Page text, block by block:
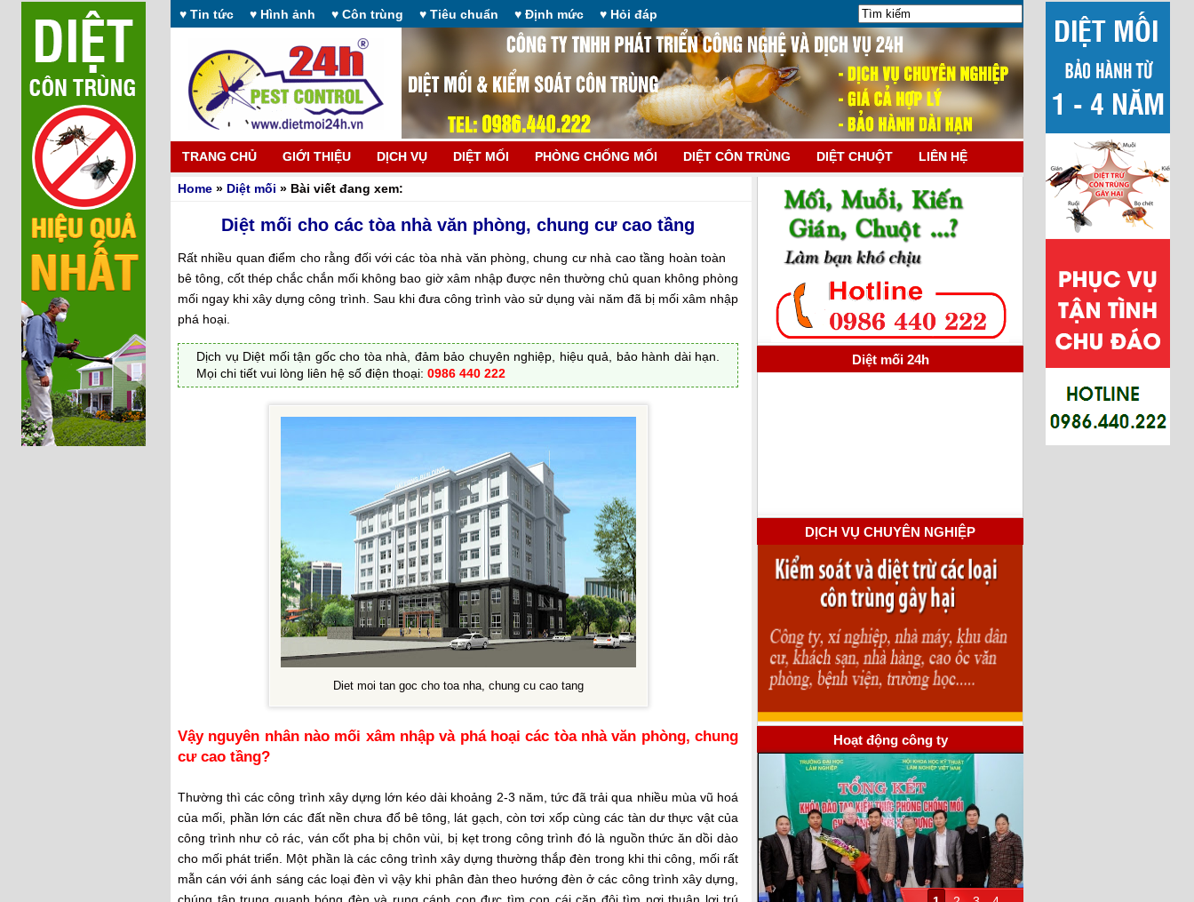
♥ Tin tức ♥ Hình ảnh ♥ Côn trùng ♥ Tiêu chuẩn ♥ Định mức ♥ Hỏi đáp
TRANG CHỦ GIỚI THIỆU DỊCH VỤ DIỆT MỐI PHÒNG CHỐNG MỐI DIỆT CÔN TRÙNG DIỆT CHUỘT LIÊN HỆ
Home » Diệt mối » Bài viết đang xem:
Diệt mối cho các tòa nhà văn phòng, chung cư cao tầng
Rất nhiều quan điểm cho rằng đối với các tòa nhà văn phòng, chung cư nhà cao tầng hoàn toàn
bê tông, cốt thép chắc chắn mối không bao giờ xâm nhập được nên thường chủ quan không phòng
mối ngay khi xây dựng công trình. Sau khi đưa công trình vào sử dụng vài năm đã bị mối xâm nhập
phá hoại.
Dịch vụ Diệt mối tận gốc cho tòa nhà, đảm bảo chuyên nghiệp, hiệu quả, bảo hành dài hạn.
Mọi chi tiết vui lòng liên hệ số điện thoại: 0986 440 222
Diet moi tan goc cho toa nha, chung cu cao tang
Vậy nguyên nhân nào mối xâm nhập và phá hoại các tòa nhà văn phòng, chung
cư cao tầng?
Thường thì các công trình xây dựng lớn kéo dài khoảng 2-3 năm, tức đã trải qua nhiều mùa vũ hoá
của mối, phần lớn các đất nền chưa đổ bê tông, lát gạch, còn tơi xốp cùng các tàn dư thực vật của
công trình như cỏ rác, ván cốt pha bị chôn vùi, bị kẹt trong công trình đó là nguồn thức ăn dồi dào
cho mối phát triển. Một phần là các công trình xây dựng thường thắp đèn trong khi thi công, mối rất
mẫn cán với ánh sáng các loại đèn vì vậy khi phân đàn theo hướng đèn ở các công trình xây dựng,
chúng tập trung quanh bóng đèn và rụng cánh con đực tìm con cái cặp đôi tìm nơi thuận lợi trú
Diệt mối 24h
DỊCH VỤ CHUYÊN NGHIỆP
Hoạt động công ty